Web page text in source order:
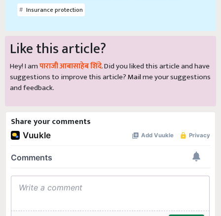
Insurance protection
Like this article?
Hey! I amपाराजी आबासाहेब शिंदे. Did you liked this article and have
suggestions to improve this article?Mailme your suggestions
and feedback.
Share your comments